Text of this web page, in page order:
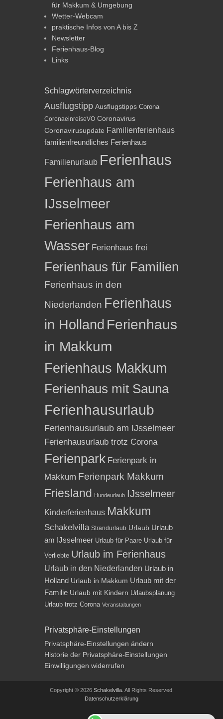
für Makkum & Umgebung
Wetter-Webcam
praktische Infos von A bis Z
Newsletter
Ferienhaus-Blog
Links
Schlagwörterverzeichnis
Ausflugstipp Ausflugstipps Corona
CoronaeinreiseVO Coronavirus
Coronavirusupdate Familienferienhaus
familienfreundliches Ferienhaus
Familienurlaub Ferienhaus
Ferienhaus am
IJsselmeer
Ferienhaus am
Wasser Ferienhaus frei
Ferienhaus für Familien
Ferienhaus in den
Niederlanden Ferienhaus
in Holland Ferienhaus
in Makkum
Ferienhaus Makkum
Ferienhaus mit Sauna
Ferienhausurlaub
Ferienhausurlaub am IJsselmeer
Ferienhausurlaub trotz Corona
Ferienpark Ferienpark in
Makkum Ferienpark Makkum
Friesland Hundeurlaub IJsselmeer
Kinderferienhaus Makkum
Schakelvilla Strandurlaub Urlaub Urlaub
am IJsselmeer Urlaub für Paare Urlaub für
Verliebte Urlaub im Ferienhaus
Urlaub in den Niederlanden Urlaub in
Holland Urlaub in Makkum Urlaub mit der
Familie Urlaub mit Kindern Urlaubsplanung
Urlaub trotz Corona Veranstaltungen
Privatsphäre-Einstellungen
Privatsphäre-Einstellungen ändern
Historie der Privatsphäre-Einstellungen
Einwilligungen widerrufen
Copyright © 2026 Schakelvilla. All Rights Reserved.
Datenschutzerklärung
Impressum